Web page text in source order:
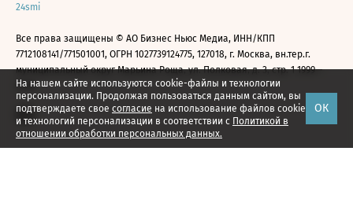
На нашем сайте используются cookie-файлы и технологии
персонализации. Продолжая пользоваться данным сайтом, вы
подтверждаете свое согласие на использование файлов cookie
и технологий персонализации в соответствии с Политикой в
отношении обработки персональных данных.
ОК
24smi
Все права защищены © АО Бизнес Ньюс Медиа, ИНН/КПП
7712108141/771501001, ОГРН 1027739124775, 127018, г. Москва, вн.тер.г.
муниципальный округ Марьина Роща, ул. Полковая, д. 3, стр. 1 1999—
2026